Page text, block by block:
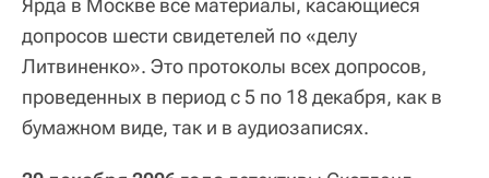
Ярда в Москве все материалы, касающиеся
допросов шести свидетелей по «делу
Литвиненко». Это протоколы всех допросов,
проведенных в период с 5 по 18 декабря, как в
бумажном виде, так и в аудиозаписях.